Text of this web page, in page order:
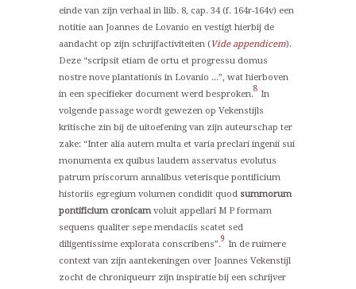
einde van zijn verhaal in llib. 8, cap. 34 (f. 164r-164v) een
notitie aan Joannes de Lovanio en vestigt hierbij de
aandacht op zijn schrijfactiviteiten (Vide appendicem).
Deze “scripsit etiam de ortu et progressu domus
nostre nove plantationis in Lovanio ...”, wat hierboven
in een specifieker document werd besproken.
8
In
volgende passage wordt gewezen op Vekenstijls
kritische zin bij de uitoefening van zijn auteurschap ter
zake: “Inter alia autem multa et varia preclari ingenii sui
monumenta ex quibus laudem asservatus evolutus
patrum priscorum annalibus veterisque pontificium
historiis egregium volumen condidit quod summorum
pontificium cronicamvoluit appellari M P formam
sequens qualiter sepe mendaciis scatet sed
diligentissime explorata conscribens”.
9
In de ruimere
context van zijn aantekeningen over Joannes Vekenstijl
zocht de chroniqueurr zijn inspiratie bij een schrijver